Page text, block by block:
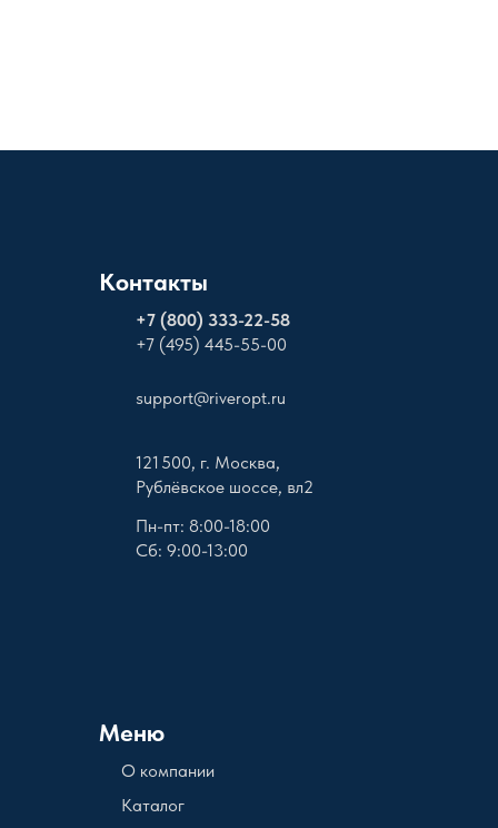
Контакты
+7 (800) 333-22-58
+7 (495) 445-55-00
support@riveropt.ru
Меню
121 500, г. Москва,
Рублёвское шоссе, вл2
О компании
Пн-пт: 8:00-18:00
Сб: 9:00-13:00
Каталог